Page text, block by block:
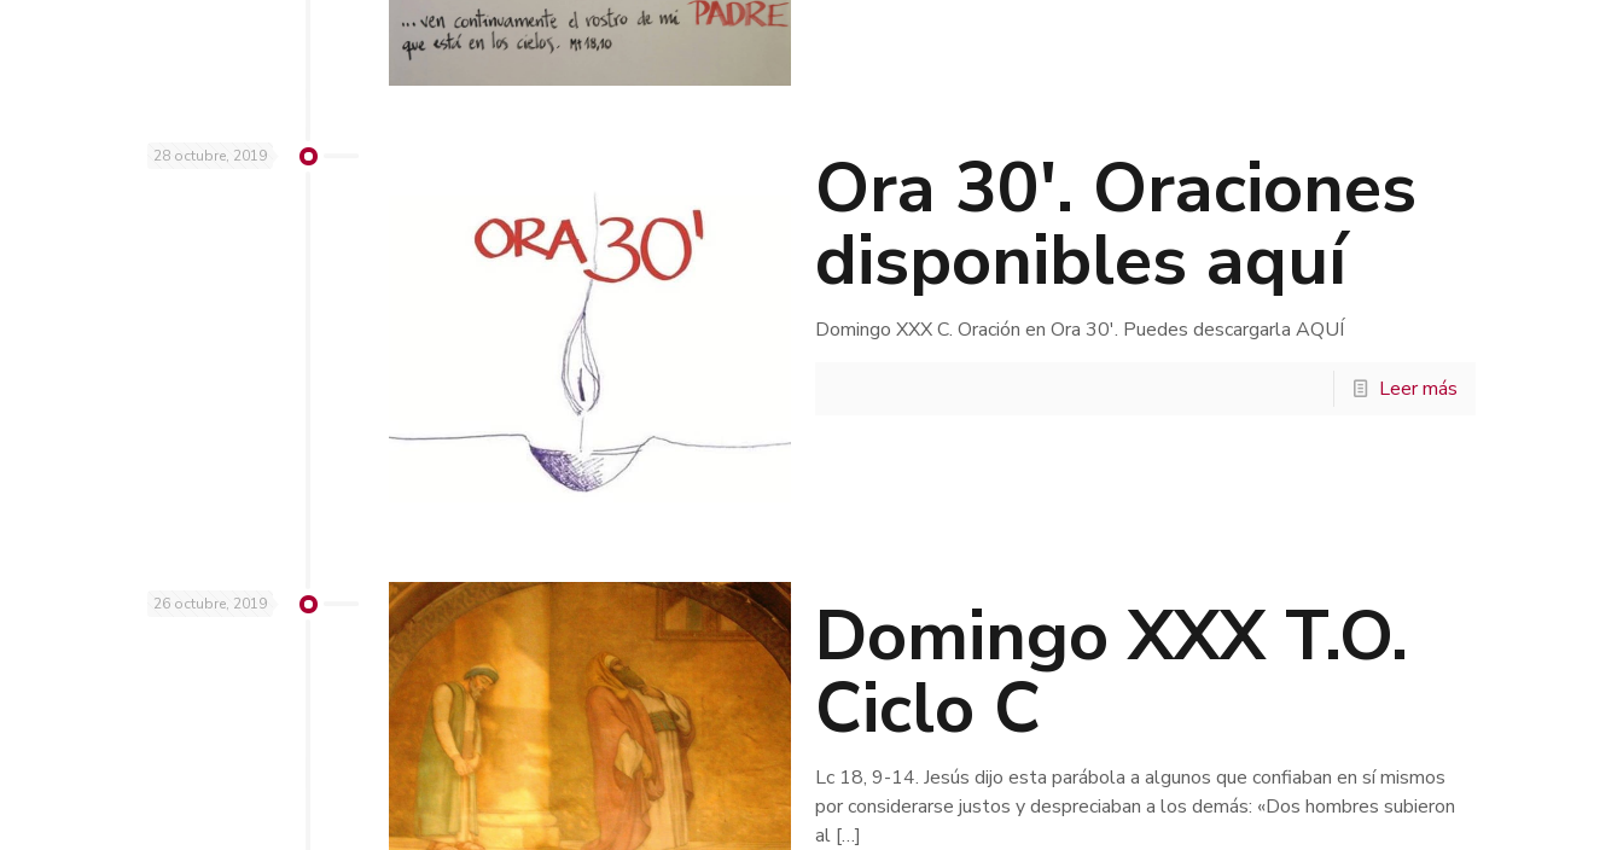
28 octubre, 2019 Ora 30′. Oraciones
disponibles aquí
Domingo XXX C. Oración en Ora 30′. Puedes descargarla AQUÍ
Leer más
26 octubre, 2019 Domingo XXX T.O.
Ciclo C
Lc 18, 9-14. Jesús dijo esta parábola a algunos que confiaban en sí mismos
por considerarse justos y despreciaban a los demás: «Dos hombres subieron
al […]